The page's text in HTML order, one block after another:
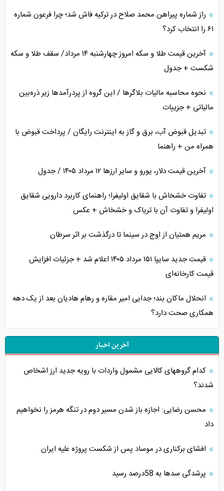
خطای راهبردی ترامپ مقابل برزیل
راز شماره پیراهن محمد صلاح در ترکیه فاش شد؛ چرا فرعون شماره
۶۱ را انتخاب کرد؟
آخرین قیمت طلا و سکه امروز چهارشنبه ۱۴ مرداد/ سقف طلا و سکه
شکست + جدول
نحوه محاسبه مالیات بلاگر‌ها / این گروه از پردرآمد‌ها زیر ذره‌بین
مالیاتی + جزییات
تبدیل قبوض آب، برق و گاز به اینترنت رایگان / پرداخت قبوض با
همراه من + راهنما
آخرین قیمت دلار، یورو و سایر ارز‌ها ۱۲ مرداد ۱۴۰۵ / جدول
تفاوت خشخاش با شقایق اولیفرا؛ راهنمای کاربرد دارویی شقایق
اولیفرا و تفاوت آن با تریاک و خشخاش + عکس
مریم همتیان از اوج در سینما تا درگذشت بر اثر سرطان
قیمت جدید سایپا ۱۵۱ مرداد ۱۴۰۵ اعلام شد + جزئیات افزایش
قیمت کارخانه‌ای
انحلال ماکان بند؛ جدایی امیر مقاره و رهام هادیان بعد از یک دهه
همکاری صحت دارد؟
آخرین اخبار
کدام گروههای کالایی مشمول واردات با رویه جدید ارز اشخاص
شدند؟
محسن رضایی: اجازه باز شدن مسیر دوم در تنگه هرمز را نخواهیم
داد
افشای برکناری در موساد پس از شکست پروژه علیه ایران
پرشدگی سدها به 58درصد رسید